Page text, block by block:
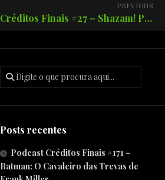
PREVIOUS
Créditos Finais #27 – Shazam! Pega no meu bastão e me chama pelo nome.!
Posts recentes
Podcast Créditos Finais #171 –
Batman: O Cavaleiro das Trevas de